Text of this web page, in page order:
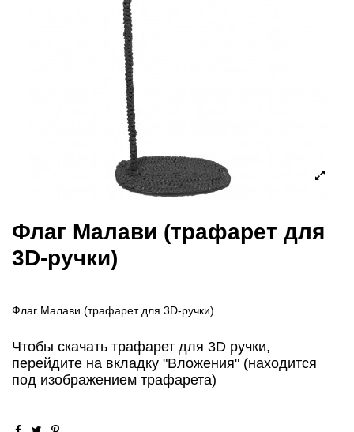
Флаг Малави (трафарет для
3D-ручки)
Флаг Малави (трафарет для 3D-ручки)
Чтобы скачать трафарет для 3D ручки,
перейдите на вкладку "Вложения" (находится
под изображением трафарета)